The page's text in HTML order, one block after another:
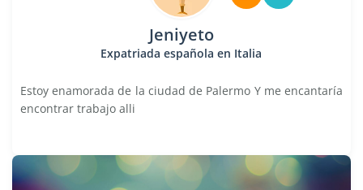
Jeniyeto
Expatriada española en Italia
Estoy enamorada de la ciudad de Palermo Y me encantaría
encontrar trabajo alli